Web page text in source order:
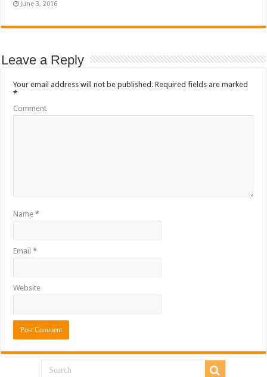
June 3, 2016
Leave a Reply
Your email address will not be published. Required fields are marked
*
Comment
Name*
Email*
Website